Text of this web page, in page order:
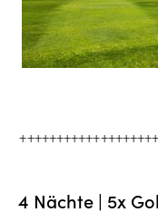
4 Nächte | 5x